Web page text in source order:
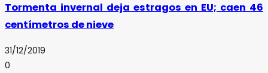
Tormenta invernal deja estragos en EU; caen 46
centímetros de nieve
31/12/2019
0